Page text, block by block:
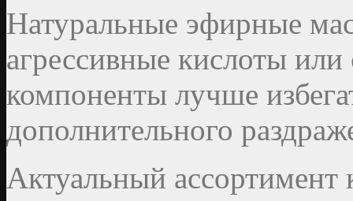
Натуральные эфирные
агрессивные кислоты
компоненты лучше
дополнительного
Актуальный ассортимент